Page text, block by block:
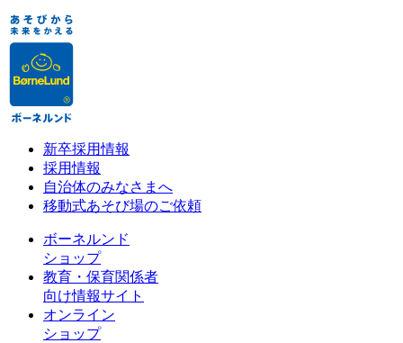
新卒採用情報
採用情報
自治体のみなさまへ
移動式あそび場のご依頼
ボーネルンド
ショップ
教育・保育関係者
向け情報サイト
オンライン
ショップ